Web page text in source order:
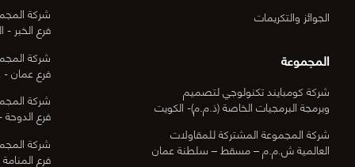
الجوائز والتكريمات
المجموعة
شركة كومبايند تكنولوجي لتصميم
وبرمجة البرمجيات الخاصة (ذ.م.م)- الكويت
شركة المجموعة المشتركة للمقاولات
العالمية ش.م.م – مسقط – سلطنة عمان
شركة
فرع الخبر -
شركة
فرع عمان
شركة
فرع
شركة
فرع